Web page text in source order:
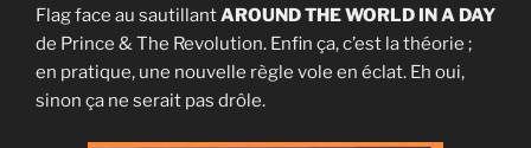
Flag face au sautillantAROUND THE WORLD IN A DAY
de Prince & The Revolution. Enfin ça, c’est la théorie ;
en pratique, une nouvelle règle vole en éclat. Eh oui,
sinon ça ne serait pas drôle.